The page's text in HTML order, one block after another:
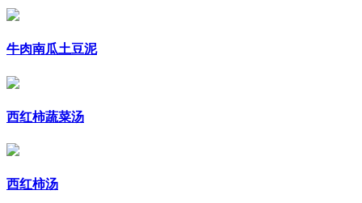
牛肉南瓜土豆泥
西红柿蔬菜汤
西红柿汤